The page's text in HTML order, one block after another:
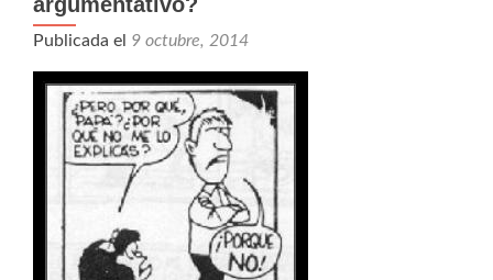
Publicada el 9 octubre, 2014